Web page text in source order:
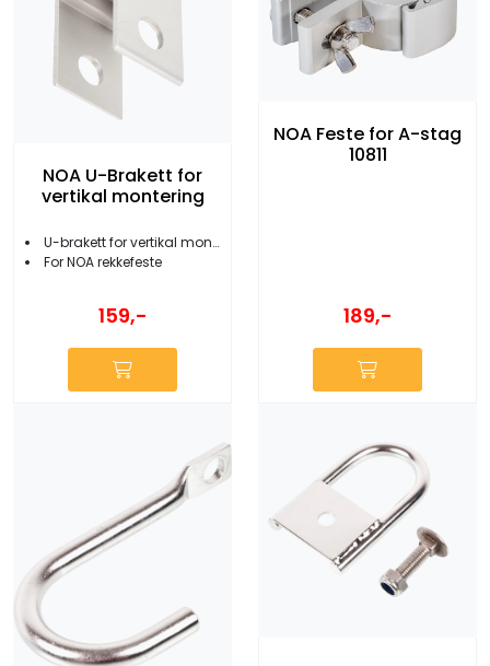
NOA U-Brakett for
vertikal montering
U-brakett for vertikal montering
For NOA rekkefeste
159,-
NOA Feste for A-stag
10811
189,-